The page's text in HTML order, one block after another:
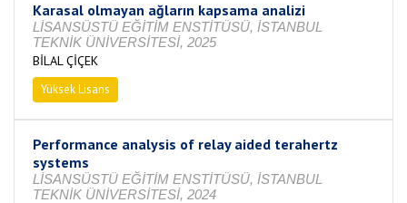
Karasal olmayan ağların kapsama analizi
LİSANSÜSTÜ EĞİTİM ENSTİTÜSÜ, İSTANBUL
TEKNİK ÜNİVERSİTESİ, 2025
BİLAL ÇİÇEK
Yüksek Lisans
Performance analysis of relay aided terahertz
systems
LİSANSÜSTÜ EĞİTİM ENSTİTÜSÜ, İSTANBUL
TEKNİK ÜNİVERSİTESİ, 2024